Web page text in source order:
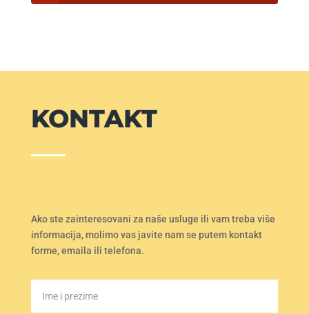
KONTAKT
Ako ste zainteresovani za naše usluge ili vam treba više
informacija, molimo vas javite nam se putem kontakt
forme, emaila ili telefona.